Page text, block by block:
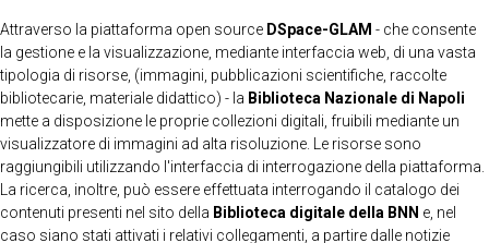
Attraverso la piattaforma open source DSpace-GLAM - che consente
la gestione e la visualizzazione, mediante interfaccia web, di una vasta
tipologia di risorse, (immagini, pubblicazioni scientifiche, raccolte
bibliotecarie, materiale didattico) - la Biblioteca Nazionale di Napoli
mette a disposizione le proprie collezioni digitali, fruibili mediante un
visualizzatore di immagini ad alta risoluzione. Le risorse sono
raggiungibili utilizzando l'interfaccia di interrogazione della piattaforma.
La ricerca, inoltre, può essere effettuata interrogando il catalogo dei
contenuti presenti nel sito della Biblioteca digitale della BNN e, nel
caso siano stati attivati i relativi collegamenti, a partire dalle notizie